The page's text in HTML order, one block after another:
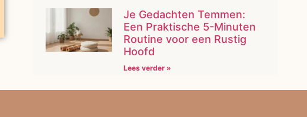
Je Gedachten Temmen:
Een Praktische 5-Minuten
Routine voor een Rustig
Hoofd
Lees verder »